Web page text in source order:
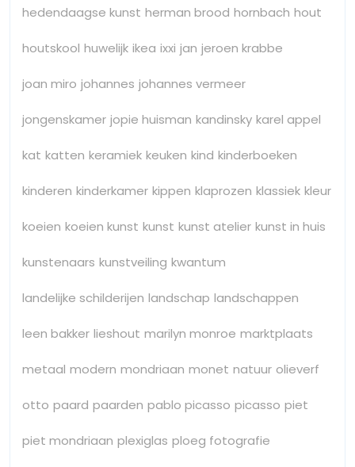
hedendaagse kunst herman brood hornbach hout
houtskool huwelijk ikea ixxi jan jeroen krabbe
joan miro johannes johannes vermeer
jongenskamer jopie huisman kandinsky karel appel
kat katten keramiek keuken kind kinderboeken
kinderen kinderkamer kippen klaprozen klassiek kleur
koeien koeien kunst kunst kunst atelier kunst in huis
kunstenaars kunstveiling kwantum
landelijke schilderijen landschap landschappen
leen bakker lieshout marilyn monroe marktplaats
metaal modern mondriaan monet natuur olieverf
otto paard paarden pablo picasso picasso piet
piet mondriaan plexiglas ploeg fotografie